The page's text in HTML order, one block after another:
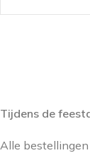
Tijdens de
Alle bestellingen